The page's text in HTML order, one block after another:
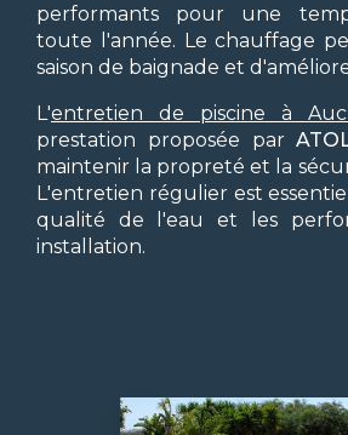
performants pour une
toute l'année. Le chauffage
saison de baignade et
L'entretien de piscine à
prestation proposée par
maintenir la propreté et la
L'entretien régulier est
qualité de l'eau et les
installation.